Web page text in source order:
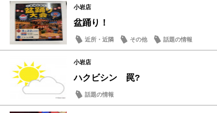
小岩店
盆踊り！
近所・近隣 その他 話題の情報
小岩店
ハクビシン 罠?
話題の情報